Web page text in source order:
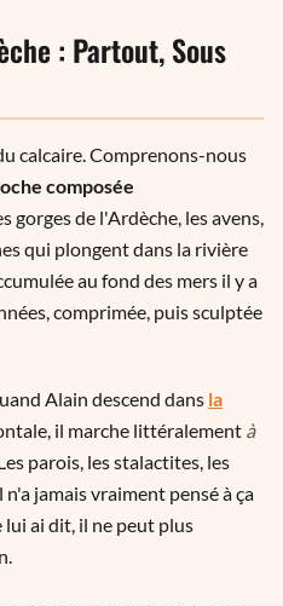
: Partout, Sous
calcaire. Comprenons-nous
composée
gorges de l'Ardèche, les avens,
qui plongent dans la rivière
au fond des mers il y a
comprimée, puis sculptée
Alain descend dans la
il marche littéralement à
parois, les stalactites, les
jamais vraiment pensé à ça
ai dit, il ne peut plus